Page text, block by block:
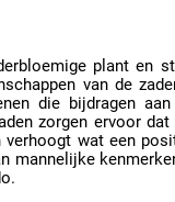
plant en
van de
die bijdragen
zorgen ervoor
wat een
mannelijke